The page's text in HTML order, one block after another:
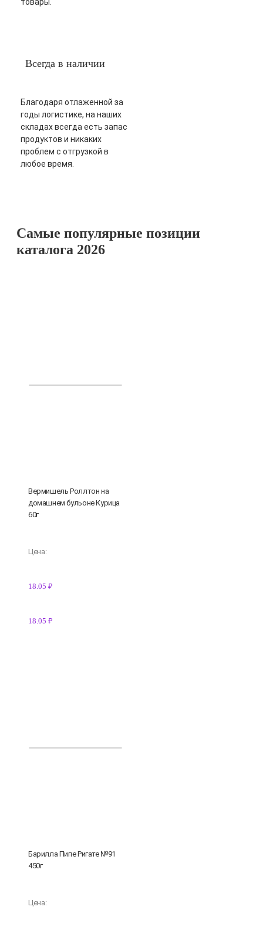
Всегда в наличии
Благодаря отлаженной за
годы логистике, на наших
складах всегда есть запас
продуктов и никаких
проблем с отгрузкой в
любое время.
Самые популярные позиции
каталога 2026
Вермишель Роллтон на
домашнем бульоне Курица
60г
Цена:
18.05 ₽
18.05 ₽
Барилла Пипе Ригате №91
450г
Цена: